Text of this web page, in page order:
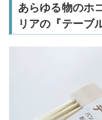
あらゆる物のホ
リアの『テーブ